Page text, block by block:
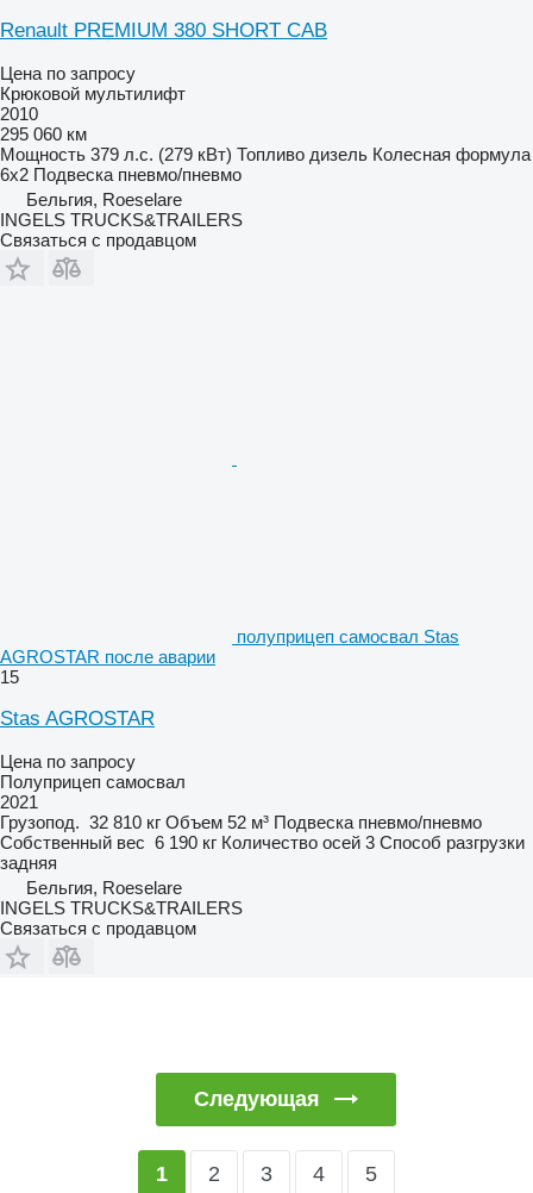
Renault PREMIUM 380 SHORT CAB
Цена по запросу
Крюковой мультилифт
2010
295 060 км
Мощность 379 л.с. (279 кВт) Топливо дизель Колесная формула
6x2 Подвеска пневмо/пневмо
Бельгия, Roeselare
INGELS TRUCKS&TRAILERS
Связаться с продавцом
полуприцеп самосвал Stas
AGROSTAR после аварии
15
Stas AGROSTAR
Цена по запросу
Полуприцеп самосвал
2021
Грузопод. 32 810 кг Объем 52 м³ Подвеска пневмо/пневмо
Собственный вес 6 190 кг Количество осей 3 Способ разгрузки
задняя
Бельгия, Roeselare
INGELS TRUCKS&TRAILERS
Связаться с продавцом
Следующая
1 2 3 4 5